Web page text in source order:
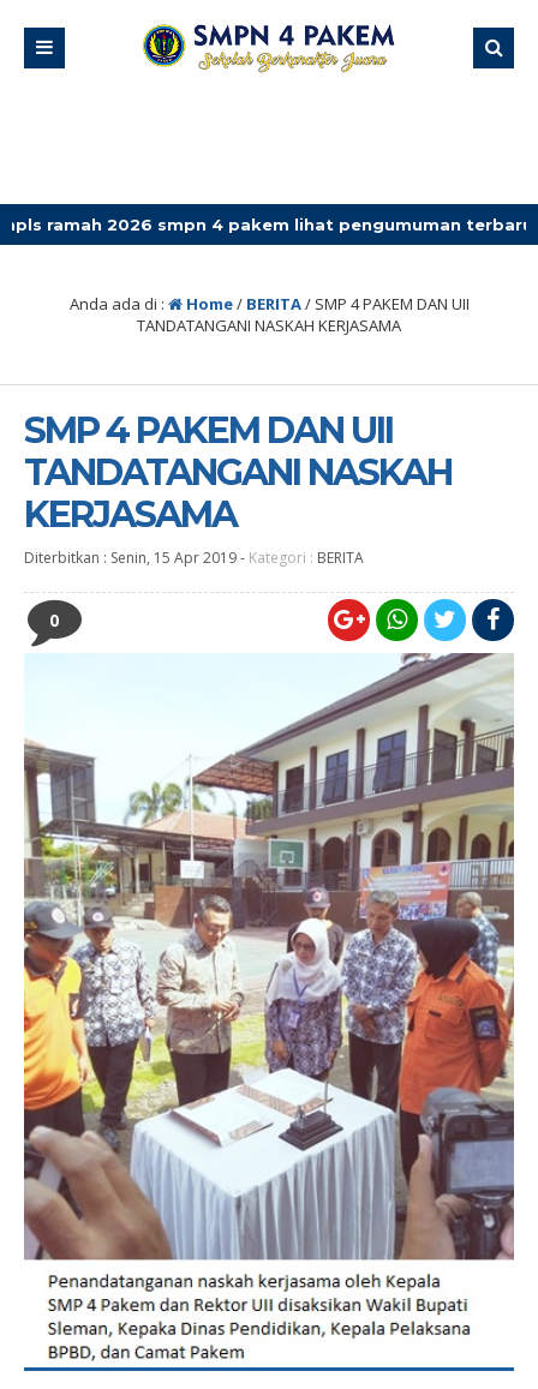
smpn 4 pakem lihat pengumuman terbaru
Anda ada di : Home/ BERITA/ SMP 4 PAKEM DAN UII
TANDATANGANI NASKAH KERJASAMA
SMP 4 PAKEM DAN UII
TANDATANGANI NASKAH
KERJASAMA
Diterbitkan : Senin, 15 Apr 2019- Kategori : BERITA
0